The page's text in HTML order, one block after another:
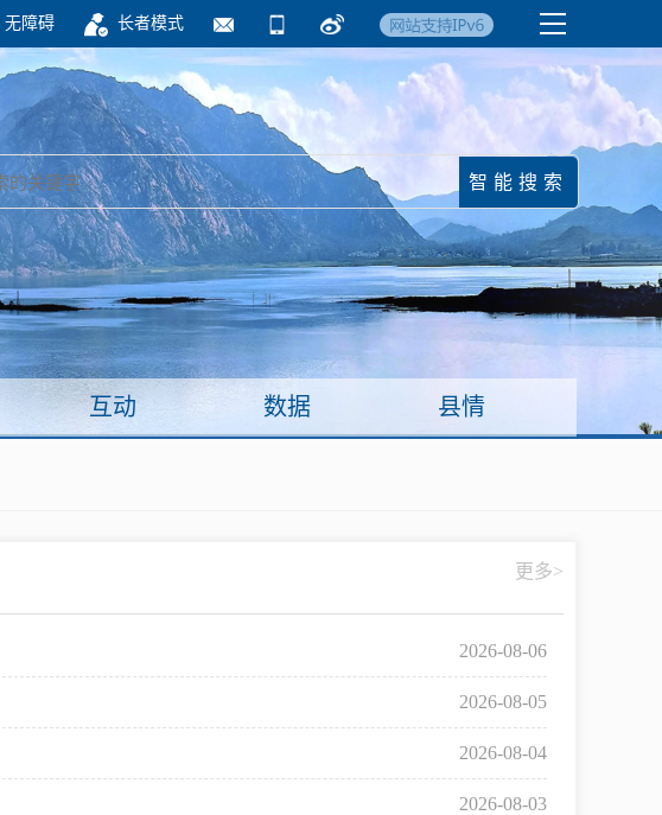
无障碍 长者模式
善和谐
国务院要闻
镇街信息
临沂日报·莒南新
闻
互动 数据 县情
更多>
2026-08-06
2026-08-05
2026-08-04
2026-08-03